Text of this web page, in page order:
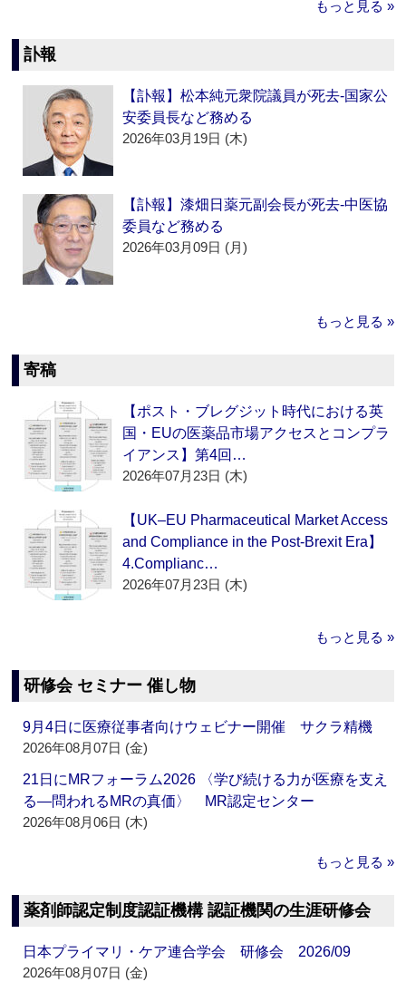
もっと見る »
訃報
【訃報】松本純元衆院議員が死去‐国家公
安委員長など務める
2026年03月19日 (木)
【訃報】漆畑日薬元副会長が死去‐中医協
委員など務める
2026年03月09日 (月)
もっと見る »
寄稿
【ポスト・ブレグジット時代における英
国・EUの医薬品市場アクセスとコンプラ
イアンス】第4回…
2026年07月23日 (木)
【UK–EU Pharmaceutical Market Access
and Compliance in the Post-Brexit Era】
4.Complianc…
2026年07月23日 (木)
もっと見る »
研修会 セミナー 催し物
9月4日に医療従事者向けウェビナー開催 サクラ精機
2026年08月07日 (金)
21日にMRフォーラム2026 〈学び続ける力が医療を支え
る―問われるMRの真価〉 MR認定センター
2026年08月06日 (木)
もっと見る »
薬剤師認定制度認証機構 認証機関の生涯研修会
日本プライマリ・ケア連合学会 研修会 2026/09
2026年08月07日 (金)